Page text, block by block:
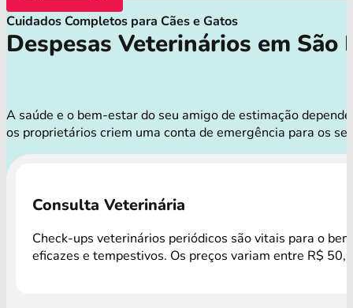
Cuidados Completos para Cães e Gatos
Despesas Veterinários em São
A saúde e o bem-estar do seu amigo de estimação
os proprietários criem uma conta de emergência para os
Consulta Veterinária
Check-ups veterinários periódicos são vitais para o
eficazes e tempestivos. Os preços variam entre R$